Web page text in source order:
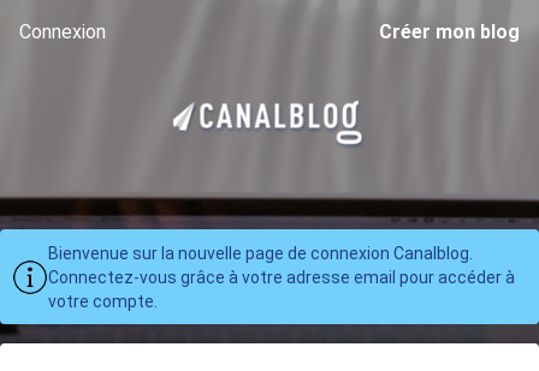
Connexion Créer mon blog
Bienvenue sur la nouvelle page de connexion Canalblog.
Connectez-vous grâce à votre adresse email pour accéder à
votre compte.